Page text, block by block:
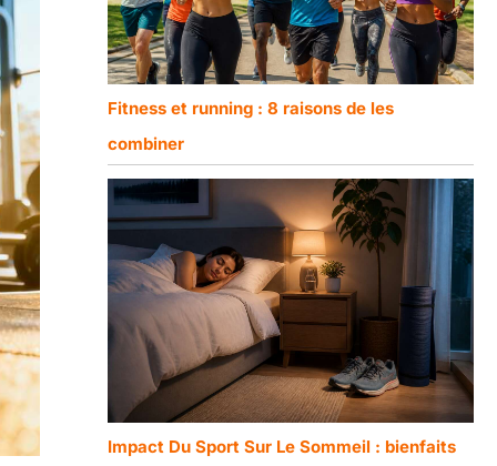
Fitness et running : 8 raisons de les
combiner
Impact Du Sport Sur Le Sommeil : bienfaits